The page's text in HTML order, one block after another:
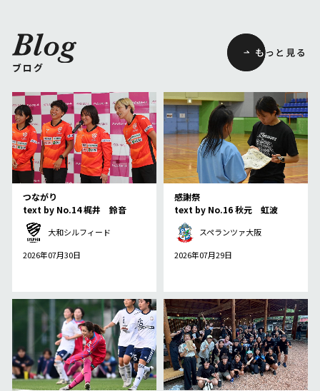
ブログ
つながり
text by No.14 梶井 鈴音
大和シルフィード
2026年07月30日
感謝祭
text by No.16 秋元 虹波
スペランツァ大阪
2026年07月29日